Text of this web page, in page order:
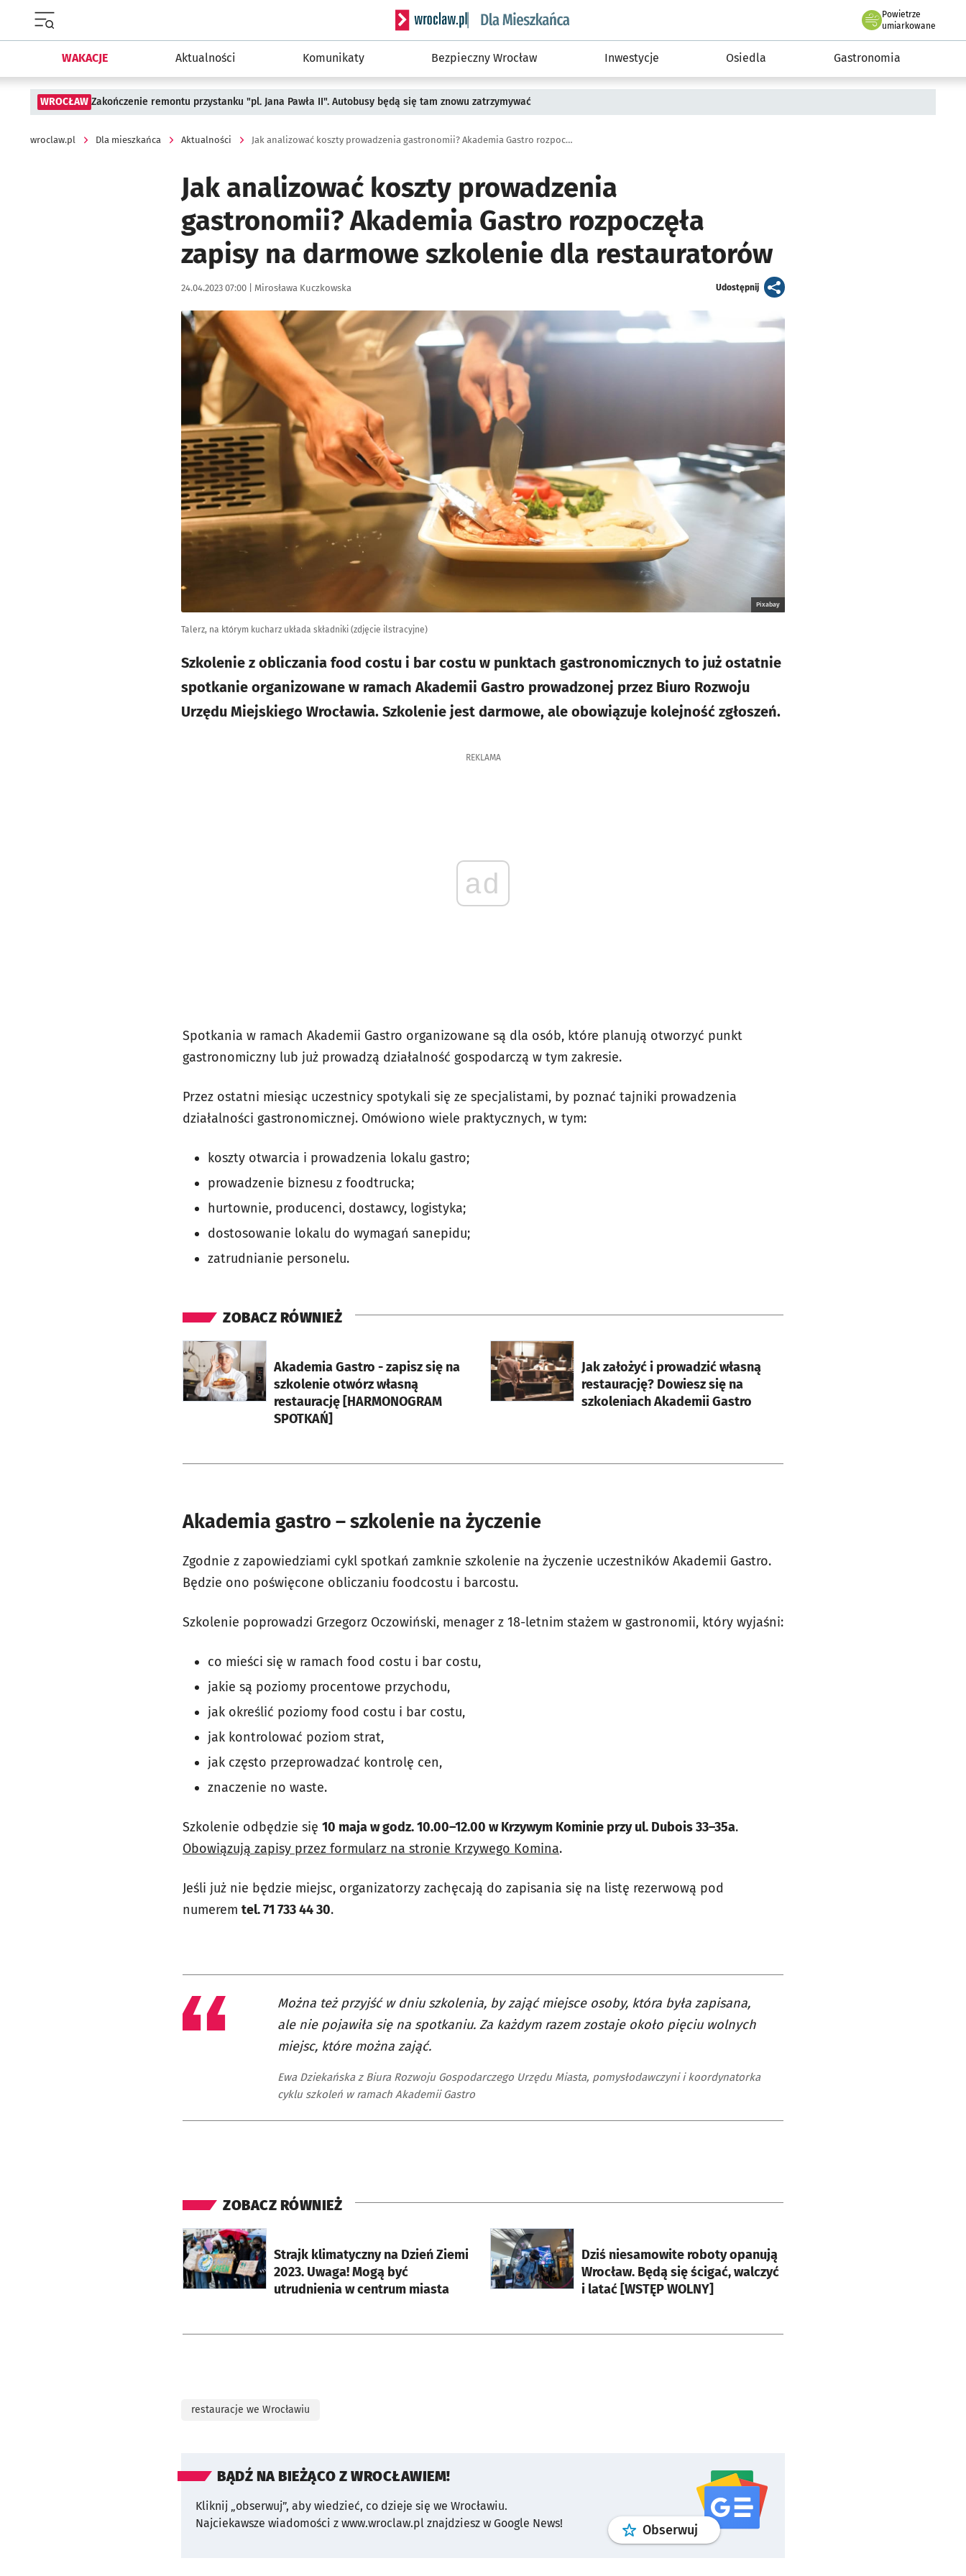
Serwis informacyjny wroclaw.pl podserwis: Dla mieszkańca
Powietrze
we Wrocławiu
umiarkowane
WAKACJE Aktualności Komunikaty Bezpieczny Wrocław Inwestycje Osiedla Gastronomia
WROCŁAW Zakończenie remontu przystanku "pl. Jana Pawła II". Autobusy będą się tam znowu zatrzymywać
wroclaw.pl Dla mieszkańca Aktualności Jak analizować koszty prowadzenia gastronomii? Akademia Gastro rozpoczęła zapisy na darmowe szkolenie dla restauratorów
Jak analizować koszty prowadzenia
gastronomii? Akademia Gastro rozpoczęła
zapisy na darmowe szkolenie dla restauratorów
Data publikacji:
24.04.2023 07:00 | Autor:
Mirosława Kuczkowska Udostępnijartykuł
Kliknij, aby powiększyć
Pixabay
Talerz, na którym kucharz układa składniki (zdjęcie ilstracyjne)
Szkolenie z obliczania food costu i bar costu w punktach gastronomicznych to już ostatnie
spotkanie organizowane w ramach Akademii Gastro prowadzonej przez Biuro Rozwoju
Urzędu Miejskiego Wrocławia. Szkolenie jest darmowe, ale obowiązuje kolejność zgłoszeń.
REKLAMA
ad
Spotkania w ramach Akademii Gastro organizowane są dla osób, które planują otworzyć punkt
gastronomiczny lub już prowadzą działalność gospodarczą w tym zakresie.
Przez ostatni miesiąc uczestnicy spotykali się ze specjalistami, by poznać tajniki prowadzenia
działalności gastronomicznej. Omówiono wiele praktycznych, w tym:
koszty otwarcia i prowadzenia lokalu gastro;
prowadzenie biznesu z foodtrucka;
hurtownie, producenci, dostawcy, logistyka;
dostosowanie lokalu do wymagań sanepidu;
zatrudnianie personelu.
ZOBACZ RÓWNIEŻ
Akademia Gastro - zapisz się na
szkolenie otwórz własną
restaurację [HARMONOGRAM
SPOTKAŃ]
otworzy się w nowej karcie
Jak założyć i prowadzić własną
restaurację? Dowiesz się na
szkoleniach Akademii Gastro
otworzy się w nowej karcie
Akademia gastro – szkolenie na życzenie
Zgodnie z zapowiedziami cykl spotkań zamknie szkolenie na życzenie uczestników Akademii Gastro.
Będzie ono poświęcone obliczaniu foodcostu i barcostu.
Szkolenie poprowadzi Grzegorz Oczowiński, menager z 18-letnim stażem w gastronomii, który wyjaśni:
co mieści się w ramach food costu i bar costu,
jakie są poziomy procentowe przychodu,
jak określić poziomy food costu i bar costu,
jak kontrolować poziom strat,
jak często przeprowadzać kontrolę cen,
znaczenie no waste.
Szkolenie odbędzie się 10 maja w godz. 10.00–12.00 w Krzywym Kominie przy ul. Dubois 33–35a.
Obowiązują zapisy przez formularz na stronie Krzywego Komina.
Jeśli już nie będzie miejsc, organizatorzy zachęcają do zapisania się na listę rezerwową pod
numerem tel. 71 733 44 30.
Można też przyjść w dniu szkolenia, by zająć miejsce osoby, która była zapisana,
ale nie pojawiła się na spotkaniu. Za każdym razem zostaje około pięciu wolnych
miejsc, które można zająć.
Ewa Dziekańska z Biura Rozwoju Gospodarczego Urzędu Miasta, pomysłodawczyni i koordynatorka
cyklu szkoleń w ramach Akademii Gastro
ZOBACZ RÓWNIEŻ
Strajk klimatyczny na Dzień Ziemi
2023. Uwaga! Mogą być
utrudnienia w centrum miasta
otworzy się w nowej karcie
Dziś niesamowite roboty opanują
Wrocław. Będą się ścigać, walczyć
i latać [WSTĘP WOLNY]
otworzy się w nowej karcie
restauracje we Wrocławiu
BĄDŹ NA BIEŻĄCO Z WROCŁAWIEM!
Kliknij „obserwuj”, aby wiedzieć, co dzieje się we Wrocławiu.
Najciekawsze wiadomości z www.wroclaw.pl znajdziesz w Google News!
Obserwuj profilgoogle news